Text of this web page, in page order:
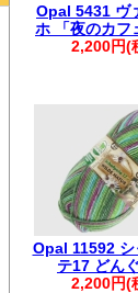
Opal 5431 ヴ
ホ 「夜のカフ
2,200円(
Opal 11592 シ
テ17 どん
2,200円(